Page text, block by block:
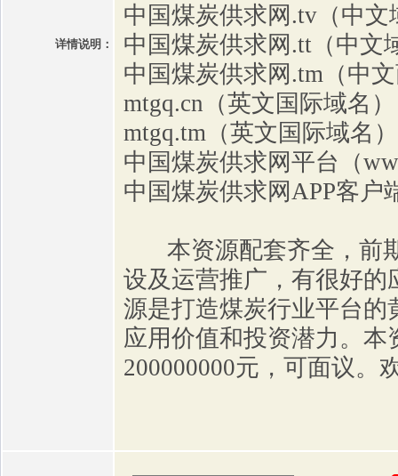
详情说明：
中国煤炭供求网.tv（中文
中国煤炭供求网.tt（中文
中国煤炭供求网.tm（中
mtgq.cn（英文国际域名）
mtgq.tm（英文国际域名）
中国煤炭供求网平台（
中国煤炭供求网APP客户
本资源配套齐全，前
设及运营推广，有很好的
源是打造煤炭行业平台的
应用价值和投资潜力。本
200000000元，可面议。